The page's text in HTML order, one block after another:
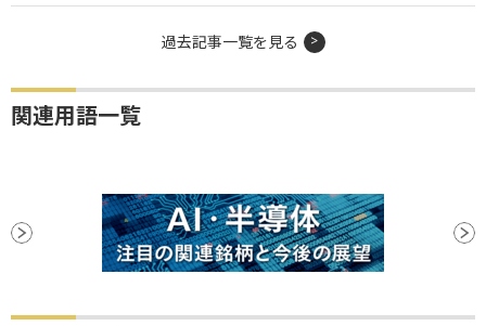
過去記事一覧を見る
関連用語一覧